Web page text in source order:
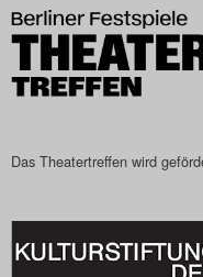
Das
Das
Das Theatertreffen wird